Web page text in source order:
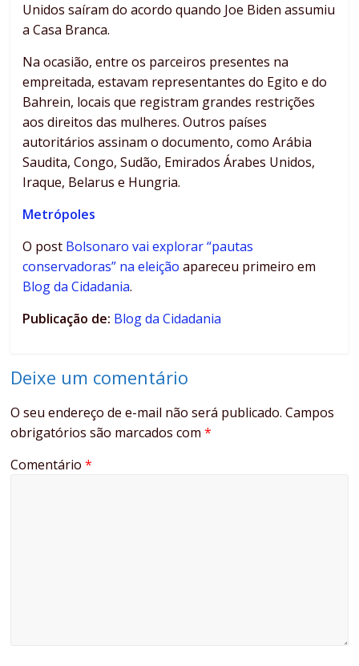
Unidos saíram do acordo quando Joe Biden assumiu
a Casa Branca.
Na ocasião, entre os parceiros presentes na
empreitada, estavam representantes do Egito e do
Bahrein, locais que registram grandes restrições
aos direitos das mulheres. Outros países
autoritários assinam o documento, como Arábia
Saudita, Congo, Sudão, Emirados Árabes Unidos,
Iraque, Belarus e Hungria.
Metrópoles
O post Bolsonaro vai explorar “pautas
conservadoras” na eleição apareceu primeiro em
Blog da Cidadania.
Publicação de: Blog da Cidadania
Deixe um comentário
O seu endereço de e-mail não será publicado. Campos
obrigatórios são marcados com*
Comentário*